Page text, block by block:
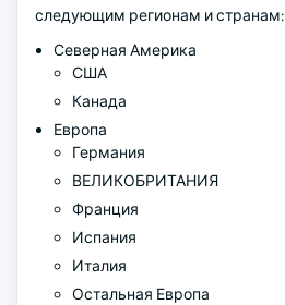
следующим регионам и странам:
Северная Америка
США
Канада
Европа
Германия
ВЕЛИКОБРИТАНИЯ
Франция
Испания
Италия
Остальная Европа